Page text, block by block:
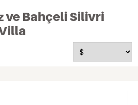
ve Bahçeli Silivri